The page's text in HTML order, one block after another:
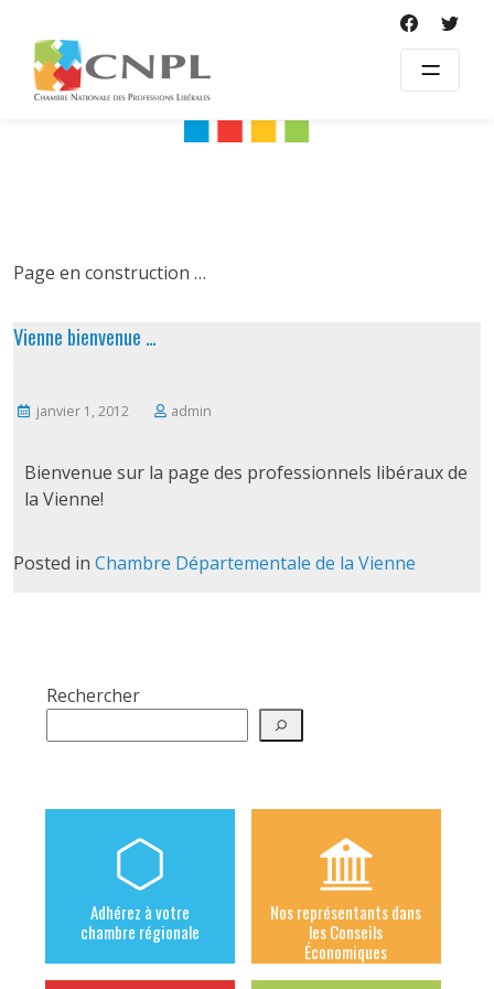
content
Page en construction …
Vienne bienvenue …
janvier 1, 2012 admin
Bienvenue sur la page des professionnels libéraux de
la Vienne!
Posted in Chambre Départementale de la Vienne
Rechercher
Adhérez à votre
chambre régionale
Nos représentants dans
les Conseils
Économiques